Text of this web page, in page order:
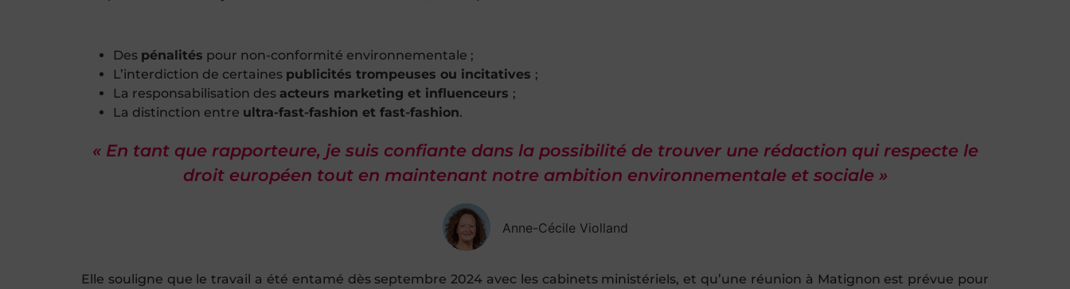
Des pénalités pour non-conformité environnementale ;
L’interdiction de certaines publicités trompeuses ou incitatives ;
La responsabilisation des acteurs marketing et influenceurs ;
La distinction entre ultra-fast-fashion et fast-fashion.
« En tant que rapporteure, je suis confiante dans la possibilité de trouver une rédaction qui respecte le
droit européen tout en maintenant notre ambition environnementale et sociale »
Anne-Cécile Violland
Elle souligne que le travail a été entamé dès septembre 2024 avec les cabinets ministériels, et qu’une réunion à Matignon est prévue pour